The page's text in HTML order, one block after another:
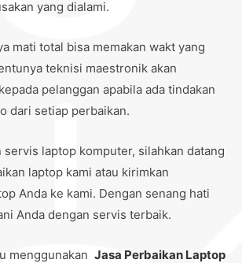
yang dialami.
mati total bisa memakan wakt yang
teknisi maestronik akan
pelanggan apabila ada tindakan
dari setiap perbaikan.
servis laptop komputer, silahkan datang
laptop kami atau kirimkan
Anda ke kami. Dengan senang hati
Anda dengan servis terbaik.
menggunakan Jasa Perbaikan Laptop